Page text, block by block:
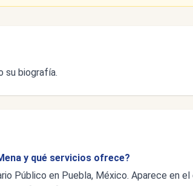
su biografía.
y qué servicios ofrece?
Público en Puebla, México. Aparece en